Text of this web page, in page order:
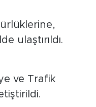
ulaştırıldı.
ve Trafik